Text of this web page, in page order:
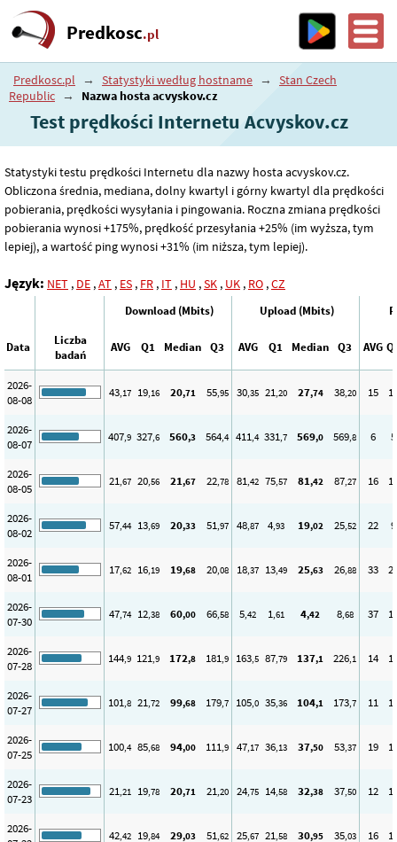
Predkosc.pl
Predkosc.pl → Statystyki według hostname →
Stan Czech
Republic → Nazwa hosta acvyskov.cz
Test prędkości Internetu Acvyskov.cz
Statystyki testu prędkości Internetu dla nazwy hosta acvyskov.cz.
Obliczona średnia, mediana, dolny kwartyl i górny kwartyl dla prędkości
pobierania, prędkości wysyłania i pingowania. Roczna zmiana prędkości
pobierania wynosi +175%, prędkość przesyłania +25% (im wyższa, tym
lepiej), a wartość ping wynosi +31% (im niższa, tym lepiej).
Język: NET , DE ,AT , ES , FR , IT , HU ,SK , UK , RO ,CZ
Download (Mbits) Upload (Mbits)
Data
Liczba
badań
AVG Q1 Median Q3 AVG Q1 Median Q3 AVG
2026-
08-08
43,17 19,16 20,71 55,95 30,35 21,20 27,74 38,20 15
2026-
08-07
407,9 327,6 560,3 564,4 411,4 331,7 569,0 569,8 6 5
2026-
08-05
21,67 20,56 21,67 22,78 81,42 75,57 81,42 87,27 16
2026-
08-02
57,44 13,69 20,33 51,97 48,87 4,93 19,02 25,52 22 9
2026-
08-01
17,62 16,19 19,68 20,08 18,37 13,49 25,63 26,88 33
2026-
07-30
47,74 12,38 60,00 66,58 5,42 1,61 4,42 8,68 37
2026-
07-28
144,9 121,9 172,8 181,9 163,5 87,79 137,1 226,1 14
2026-
07-27
101,8 21,72 99,68 179,7 105,0 35,36 104,1 173,7 11
2026-
07-25
100,4 85,68 94,00 111,9 47,17 36,13 37,50 53,37 19
2026-
07-23
21,21 19,78 20,71 21,20 24,75 14,58 32,38 37,50 12
2026-
42,42 19,84 29,03 51,62 25,67 21,58 30,95 35,03 16